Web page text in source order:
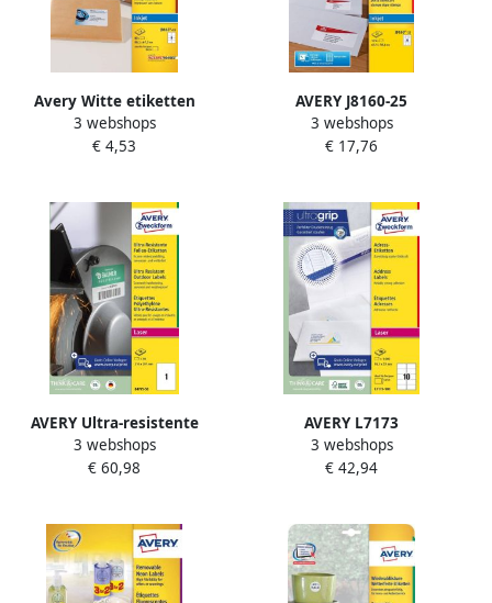
Avery Witte etiketten
QuickDry doos van 10 blad
ft 99 1 x 67 7 mm (b x h) 80
3 webshops
€ 4,53
AVERY J8160-25
adresetiketten ft 63 5 x 38 1
mm(b x h) 525 etiketten wit
3 webshops
€ 17,76
AVERY Ultra-resistente
etiketten 210 x 297 mm wit
Laserprinter
3 webshops
€ 60,98
AVERY L7173
Verzendetiketten Laser
Ultragrip wit 100 vellen 10
3 webshops
€ 42,94